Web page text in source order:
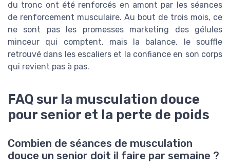
du tronc ont été renforcés en amont par les séances
de renforcement musculaire. Au bout de trois mois, ce
ne sont pas les promesses marketing des gélules
minceur qui comptent, mais la balance, le souffle
retrouvé dans les escaliers et la confiance en son corps
qui revient pas à pas.
FAQ sur la musculation douce
pour senior et la perte de poids
Combien de séances de musculation
douce un senior doit il faire par semaine ?